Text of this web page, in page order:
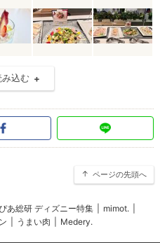
込む
ページの先頭へ
あ総研 ディズニー特集 mimot.
うまい肉 Medery.